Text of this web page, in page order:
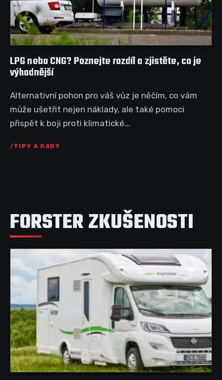
LPG nebo CNG? Poznejte rozdíl a zjistěte, co je
výhodnější
Alternativní pohon pro váš vůz je něčím, co vám
může ušetřit nejen náklady, ale také pomoci
přispět k boji proti klimatické...
TIPY A RADY
FORSTER ZKUŠENOSTI